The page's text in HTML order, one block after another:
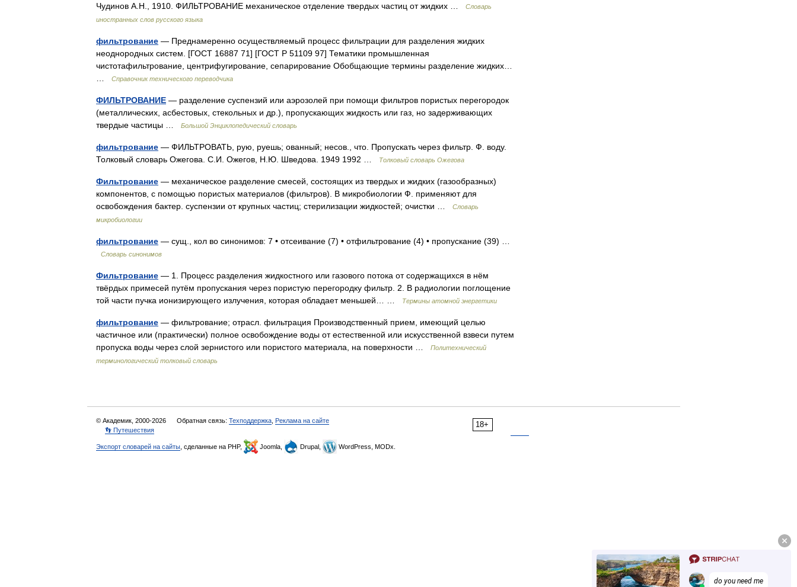
Чудинов А.Н., 1910. ФИЛЬТРОВАНИЕ механическое отделение твердых частиц от жидких …
Словарь
иностранных слов русского языка
фильтрование — Преднамеренно осуществляемый процесс фильтрации для разделения жидких
неоднородных систем. [ГОСТ 16887 71] [ГОСТ Р 51109 97] Тематики промышленная
чистотафильтрование, центрифугирование, сепарирование Обобщающие термины разделение жидких…
Справочник технического переводчика
ФИЛЬТРОВАНИЕ — разделение суспензий или аэрозолей при помощи фильтров пористых перегородок
(металлических, асбестовых, стекольных и др.), пропускающих жидкость или газ, но задерживающих
твердые частицы …
Большой Энциклопедический словарь
фильтрование — ФИЛЬТРОВАТЬ, рую, руешь; ованный; несов., что. Пропускать через фильтр. Ф. воду.
Толковый словарь Ожегова. С.И. Ожегов, Н.Ю. Шведова. 1949 1992 …
Толковый словарь Ожегова
Фильтрование — механическое разделение смесей, состоящих из твердых и жидких (газообразных)
компонентов, с помощью пористых материалов (фильтров). В микробиологии Ф. применяют для
освобождения бактер. суспензии от крупных частиц; стерилизации жидкостей; очистки …
Словарь
микробиологии
фильтрование — сущ., кол во синонимов: 7 • отсеивание (7) • отфильтрование (4) • пропускание (39) …
Словарь синонимов
Фильтрование — 1. Процесс разделения жидкостного или газового потока от содержащихся в нём
твёрдых примесей путём пропускания через пористую перегородку фильтр. 2. В радиологии поглощение
той части пучка ионизирующего излучения, которая обладает меньшей… …
Термины атомной энергетики
фильтрование — фильтрование; отрасл. фильтрация Производственный прием, имеющий целью
частичное или (практически) полное освобождение воды от естественной или искусственной взвеси путем
пропуска воды через слой зернистого или пористого материала, на поверхности …
Политехнический
терминологический толковый словарь
18+
© Академик, 2000-2026 Обратная связь: Техподдержка Реклама на сайте
👣 Путешествия
Экспорт словарей на сайты , сделанные на PHP, Joomla, Drupal, WordPress, MODx.